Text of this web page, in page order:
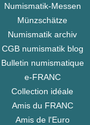
Numismatik-Messen
Münzschätze
Numismatik archiv
CGB numismatik blog
Bulletin numismatique
e-FRANC
Collection idéale
Amis du FRANC
Amis de l'Euro